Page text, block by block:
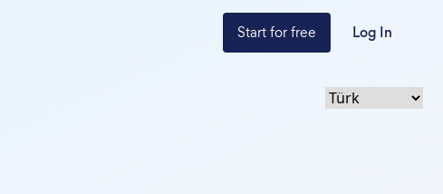
Start for free Log In